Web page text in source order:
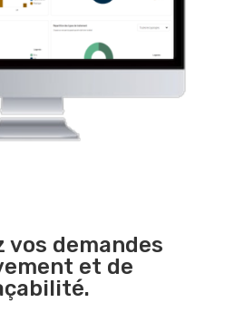
vos demandes
et de